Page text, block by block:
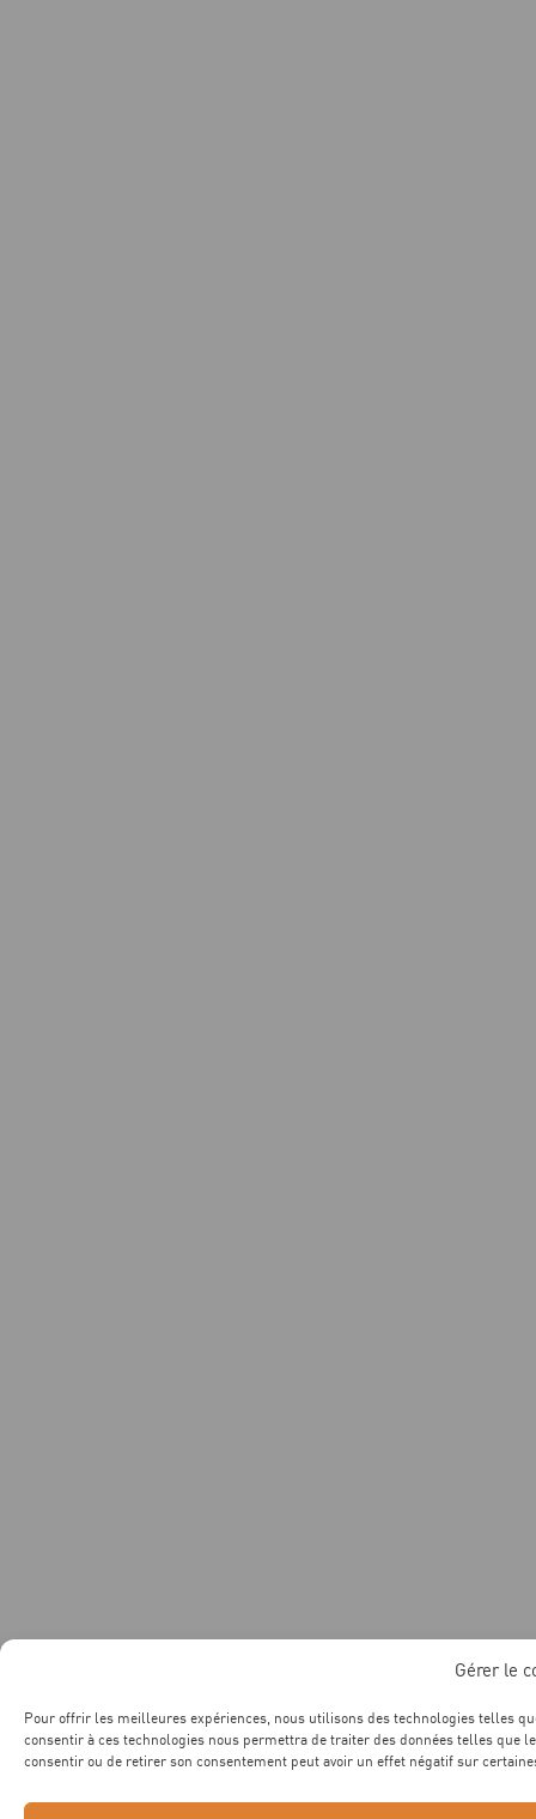
Gérer le
Pour offrir les meilleures expériences, nous utilisons des technologies telles
consentir à ces technologies nous permettra de traiter des données telles que
consentir ou de retirer son consentement peut avoir un effet négatif sur